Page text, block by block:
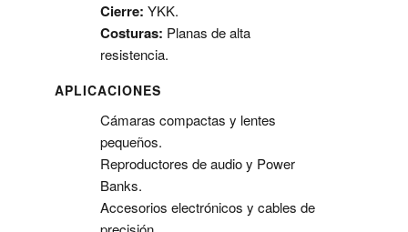
Cierre: YKK.
Costuras: Planas de alta
resistencia.
APLICACIONES
Cámaras compactas y lentes
pequeños.
Reproductores de audio y Power
Banks.
Accesorios electrónicos y cables de